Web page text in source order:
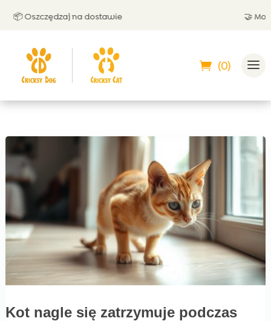
Oszczędzaj na dostawie 🤝
(0)
Kot nagle się zatrzymuje podczas